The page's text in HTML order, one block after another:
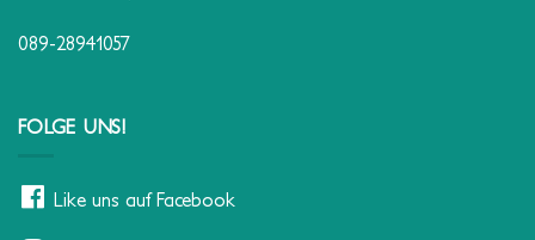
089-28941057
FOLGE UNS!
Like uns auf Facebook